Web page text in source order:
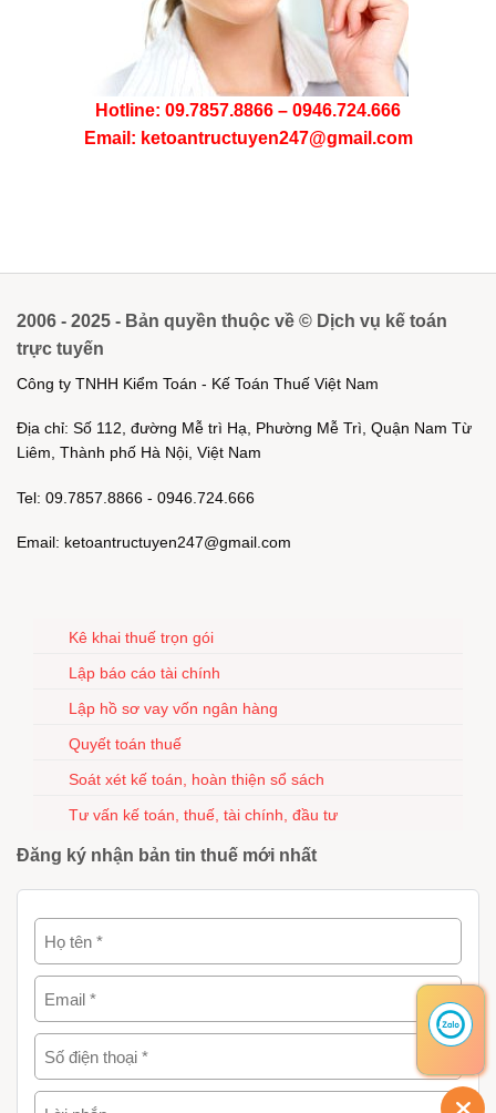
Hotline: 09.7857.8866 – 0946.724.666
Email: ketoantructuyen247@gmail.com
2006 - 2025 - Bản quyền thuộc về © Dịch vụ kế toán
trực tuyến
Công ty TNHH Kiểm Toán - Kế Toán Thuế Việt Nam
Địa chỉ: Số 112, đường Mễ trì Hạ, Phường Mễ Trì, Quận Nam Từ
Liêm, Thành phố Hà Nội, Việt Nam
Tel: 09.7857.8866 - 0946.724.666
Email: ketoantructuyen247@gmail.com
Kê khai thuế trọn gói
Lập báo cáo tài chính
Lập hồ sơ vay vốn ngân hàng
Quyết toán thuế
Soát xét kế toán, hoàn thiện sổ sách
Tư vấn kế toán, thuế, tài chính, đầu tư
Đăng ký nhận bản tin thuế mới nhất